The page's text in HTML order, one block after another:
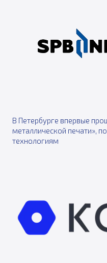
В Петербурге впервые
металлической печати»,
технологиям